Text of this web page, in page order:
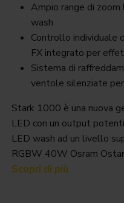
Ampio range di zoom
wash
Controllo individuale
FX integrato per
Sistema di
ventole silenziate
Stark 1000 è una nuova
LED con un output
LED wash ad un livello
RGBW 40W Osram
Scopri di più